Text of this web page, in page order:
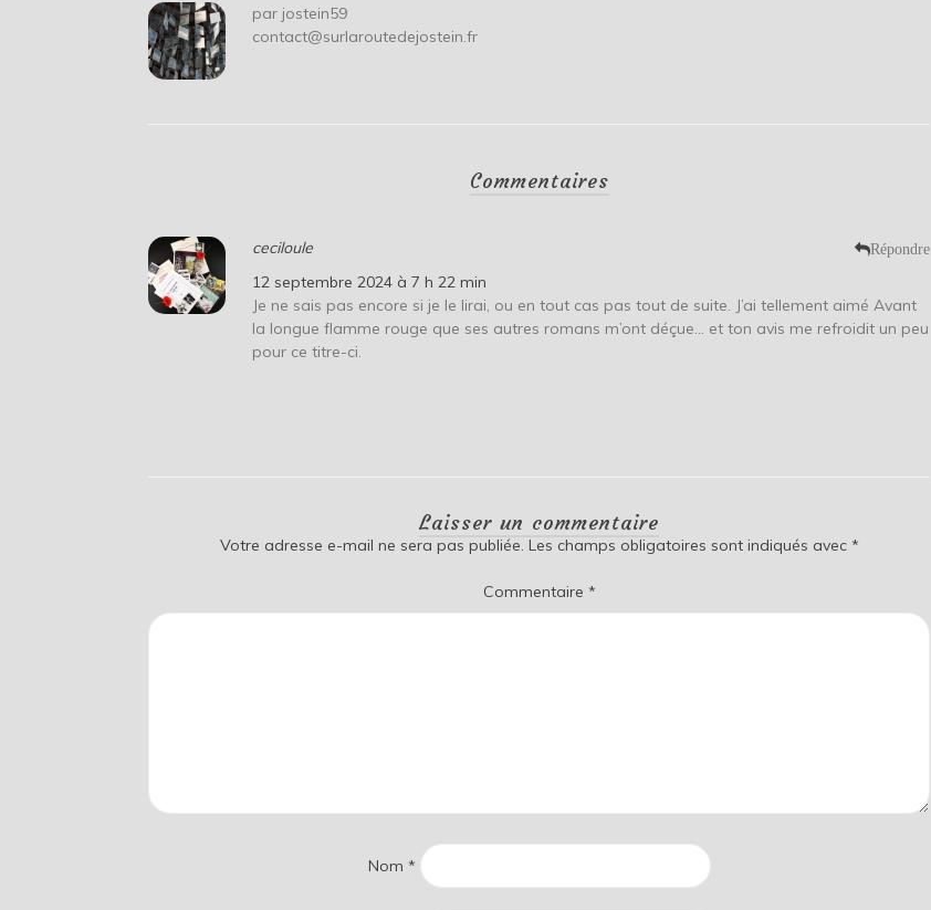
par jostein59
contact@surlaroutedejostein.fr
Commentaires
ceciloule Répondre
12 septembre 2024 à 7 h 22 min
Je ne sais pas encore si je le lirai, ou en tout cas pas tout de suite. J’ai tellement aimé Avant
la longue flamme rouge que ses autres romans m’ont déçue… et ton avis me refroidit un peu
pour ce titre-ci.
Laisser un commentaire
Votre adresse e-mail ne sera pas publiée. Les champs obligatoires sont indiqués avec *
Commentaire *
Nom *